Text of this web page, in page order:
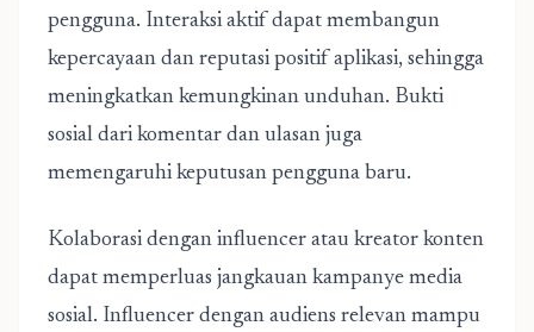
pengguna. Interaksi aktif dapat membangun
kepercayaan dan reputasi positif aplikasi, sehingga
meningkatkan kemungkinan unduhan. Bukti
sosial dari komentar dan ulasan juga
memengaruhi keputusan pengguna baru.
Kolaborasi dengan influencer atau kreator konten
dapat memperluas jangkauan kampanye media
sosial. Influencer dengan audiens relevan mampu